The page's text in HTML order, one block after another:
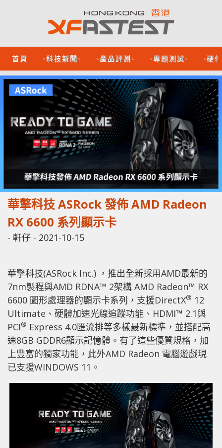
首頁 -科技新聞- -產品評測- -專題測試- -硬
華擎科技 ASRock 發佈 AMD Radeon
RX 6600 系列顯示卡
- 軒仔 - 2021-10-15
華擎科技(ASRock Inc.) ，推出全新採用AMD最新的
7nm製程與AMD RDNA™ 2架構 AMD Radeon™ RX
6600 圖形處理器的顯示卡系列，支援DirectX® 12
Ultimate、硬體加速光線追蹤功能、HDMI™ 2.1與
PCI® Express 4.0匯流排等多樣最新標準，並搭配高
速8GB GDDR6顯示記憶體。有了這些優質規格，加
上豐富的獨家功能，此外AMD Radeon 電腦遊戲現
已支援WINDOWS 11。